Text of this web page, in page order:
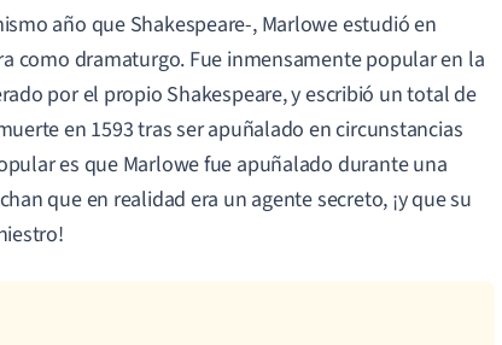
año que Shakespeare-, Marlowe estudió en
como dramaturgo. Fue inmensamente popular en la
por el propio Shakespeare, y escribió un total de
en 1593 tras ser apuñalado en circunstancias
es que Marlowe fue apuñalado durante una
que en realidad era un agente secreto, ¡y que su